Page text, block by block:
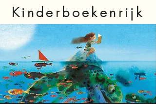
Kinderboekenrijk